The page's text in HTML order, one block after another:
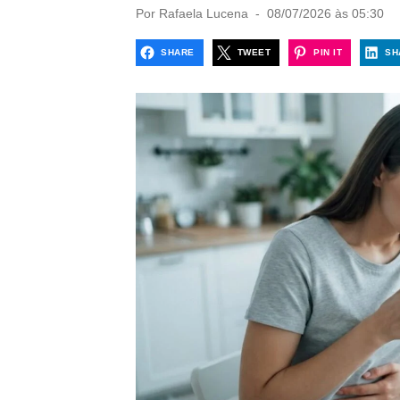
Por Rafaela Lucena
P
d
n
08/07/2026 às 05:30
SHARE TWEET PIN IT